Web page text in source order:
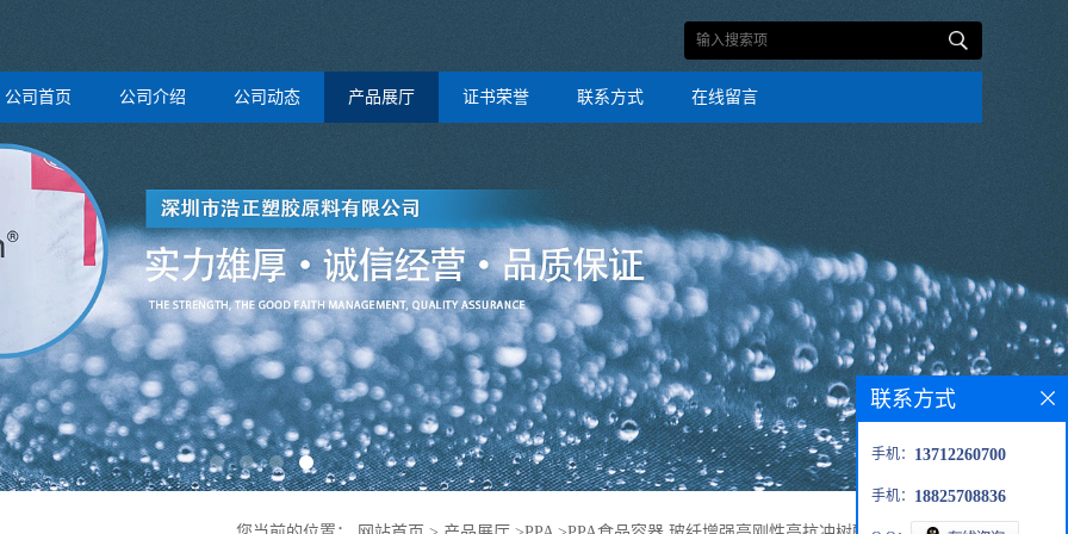
公司首页 公司介绍 公司动态 产品展厅 证书荣誉 联系方式 在线留言
联系方式
手机： 13712260700
手机： 18825708836